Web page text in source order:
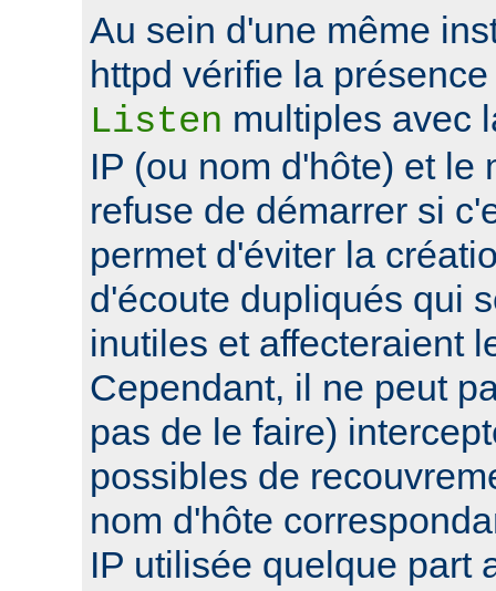
Au sein d'une même
httpd vérifie la
Listen multiples avec
IP (ou nom d'hôte) et le
refuse de démarrer si
permet d'éviter la
d'écoute dupliqués qui
inutiles et affecteraient
Cependant, il ne peut
pas de le faire)
possibles de
nom d'hôte
IP utilisée quelque part